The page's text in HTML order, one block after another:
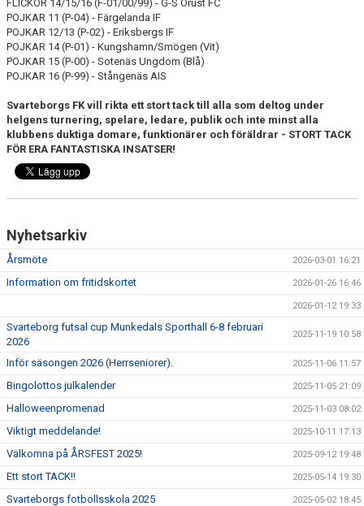
FLICKOR 14/15/16 (F-01/00/99) - G-S Orust FC
POJKAR 11 (P-04) - Färgelanda IF
POJKAR 12/13 (P-02) - Eriksbergs IF
POJKAR 14 (P-01) - Kungshamn/Smögen (Vit)
POJKAR 15 (P-00) - Sotenäs Ungdom (Blå)
POJKAR 16 (P-99) - Stångenäs AIS
Svarteborgs FK vill rikta ett stort tack till alla som deltog under
helgens turnering, spelare, ledare, publik och inte minst alla
klubbens duktiga domare, funktionärer och föräldrar - STORT TACK
FÖR ERA FANTASTISKA INSATSER!
Nyhetsarkiv
Årsmöte 2026-03-01 16:21
Information om fritidskortet 2026-01-26 16:46
2026-01-12 19:33
Svarteborg futsal cup Munkedals Sporthall 6-8 februari
2026
2025-11-19 10:58
Inför säsongen 2026 (Herrseniorer). 2025-11-06 11:57
Bingolottos julkalender 2025-11-05 21:09
Halloweenpromenad 2025-11-03 08:02
Viktigt meddelande! 2025-10-11 17:13
Välkomna på ÅRSFEST 2025! 2025-09-12 19:48
Ett stort TACK!! 2025-05-14 19:30
Svarteborgs fotbollsskola 2025 2025-05-02 18:45